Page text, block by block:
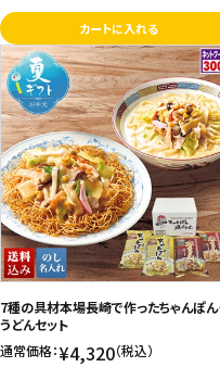
カートに入れる
7種の具材本場長崎で作ったちゃんぽん
うどんセット
通常価格：¥4,320（税込）